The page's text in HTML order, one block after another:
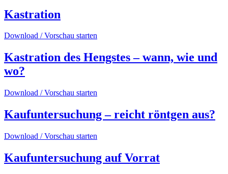
Kastration
Download / Vorschau starten
Kastration des Hengstes – wann, wie und
wo?
Download / Vorschau starten
Kaufuntersuchung – reicht röntgen aus?
Download / Vorschau starten
Kaufuntersuchung auf Vorrat